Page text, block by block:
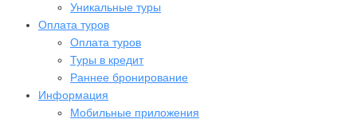
Уникальные туры
Оплата туров
Оплата туров
Туры в кредит
Раннее бронирование
Информация
Мобильные приложения